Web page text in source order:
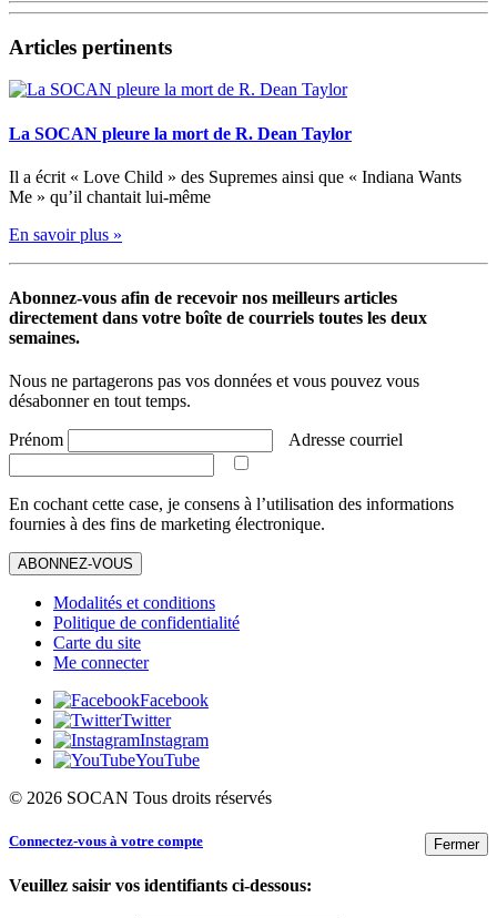
Articles pertinents
La SOCAN pleure la mort de R. Dean Taylor
Il a écrit « Love Child » des Supremes ainsi que « Indiana Wants
Me » qu’il chantait lui-même
En savoir plus »
Abonnez-vous afin de recevoir nos meilleurs articles
directement dans votre boîte de courriels toutes les deux
semaines.
Nous ne partagerons pas vos données et vous pouvez vous
désabonner en tout temps.
Prénom Adresse courriel
En cochant cette case, je consens à l’utilisation des informations
fournies à des fins de marketing électronique.
ABONNEZ-VOUS
Modalités et conditions
Politique de confidentialité
Carte du site
Me connecter
Facebook
Twitter
Instagram
YouTube
© 2026 SOCAN Tous droits réservés
Fermer
Connectez-vous à votre compte
Veuillez saisir vos identifiants ci-dessous: